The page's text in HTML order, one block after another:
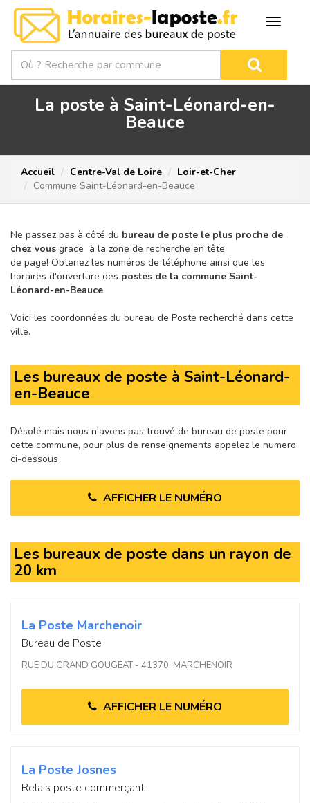
La poste à Saint-Léonard-en-
Beauce
Accueil Centre-Val de Loire
Loir-et-Cher
Commune Saint-Léonard-en-Beauce
Ne passez pas à côté du bureau de poste le plus proche de
chez vous grace à la zone de recherche en tête
de page! Obtenez les numéros de téléphone ainsi que les
horaires d'ouverture des postes de la commune Saint-
Léonard-en-Beauce.
Voici les coordonnées du bureau de Poste recherché dans cette
ville.
Les bureaux de poste à Saint-Léonard-
en-Beauce
Désolé mais nous n'avons pas trouvé de bureau de poste pour
cette commune, pour plus de renseignements appelez le numero
ci-dessous
AFFICHER LE NUMÉRO
Les bureaux de poste dans un rayon de
20 km
La Poste Marchenoir
Bureau de Poste
RUE DU GRAND GOUGEAT - 41370, MARCHENOIR
AFFICHER LE NUMÉRO
La Poste Josnes
Relais poste commerçant